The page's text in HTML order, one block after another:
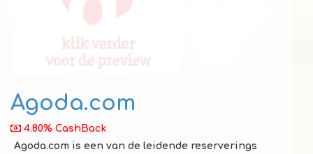
Agoda.com
4.80% CashBack
Agoda.com is een van de leidende reserverings